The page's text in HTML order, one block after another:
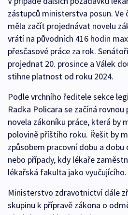
zástupců ministerstva posun. Ve
měla začít projednávat novelu
vrátí na původních 416 hodin
přesčasové práce za rok.
projednat 20. prosince a Válek
stihne platnost od roku 2024.
Podle vrchního ředitele sekce
Radka Policara se začíná
novela zákoníku práce, která by
polovině příštího roku. Řešit by
způsobem pracovní dobu a
nebo případy, kdy lékaře
lékařská fakulta jako vyučujícího.
Ministerstvo zdravotnictví dále
skupinu k přípravě zákona o